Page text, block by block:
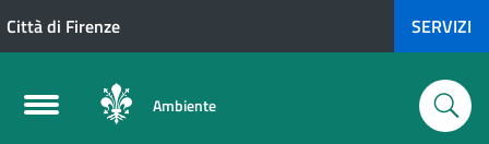
Città di Firenze SERVIZI
Ambiente